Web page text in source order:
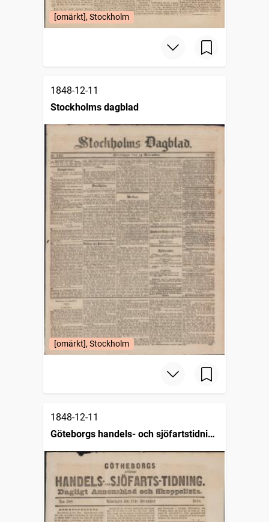
[omärkt], Stockholm
1848-12-11
Stockholms dagblad
[omärkt], Stockholm
1848-12-11
Göteborgs handels- och sjöfartstidning
(1832)